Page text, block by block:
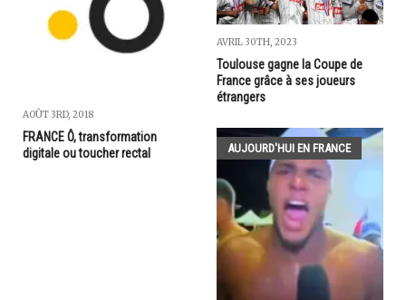
AOÛT 3RD, 2018
FRANCE Ô, transformation
digitale ou toucher rectal
AVRIL 30TH, 2023
Toulouse gagne la Coupe de
France grâce à ses joueurs
étrangers
AUJOURD'HUI EN FRANCE